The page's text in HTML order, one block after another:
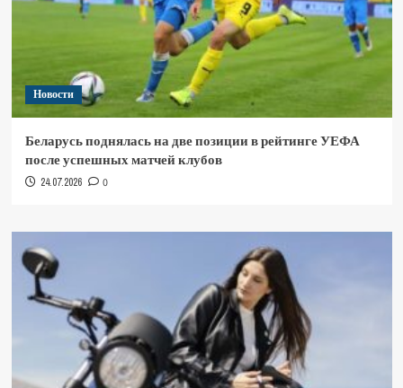
Новости
Беларусь поднялась на две позиции в рейтинге УЕФА
после успешных матчей клубов
24.07.2026 0